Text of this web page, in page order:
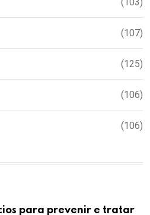
(107)
(125)
(106)
(106)
para prevenir e tratar